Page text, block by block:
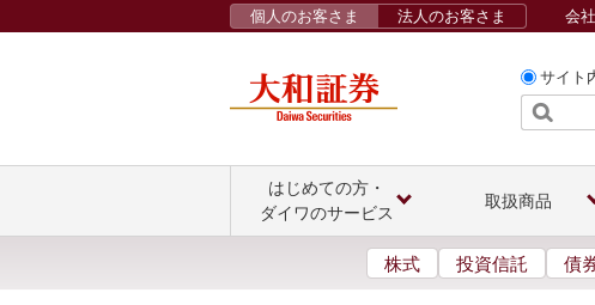
サイト
個人のお客さま 法人のお客さま 会
はじめての方・
ダイワのサービス
取扱商品
株式 投資信託 債